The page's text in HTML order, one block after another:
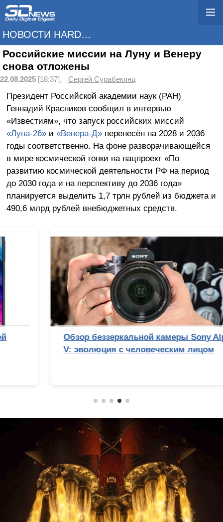
НОВОСТИ HARDWARE
Российские миссии на Луну и Венеру
снова отложены
22.08.2025 [18:37], Сергей Сурабекянц
Президент Российской академии наук (РАН)
Геннадий Красников сообщил в интервью
«Известиям», что запуск российских миссий
«Луна-26»и «Венера-Д»перенесён на 2028 и 2036
годы соответственно. На фоне разворачивающейся
в мире космической гонки на нацпроект «По
развитию космической деятельности РФ на период
до 2030 года и на перспективу до 2036 года»
планируется выделить 1,7 трлн рублей из бюджета и
490,6 млрд рублей внебюджетных средств.
Обзор беззеркальной камеры Sony Alpha 7
V: эволюция с человеческим лицом